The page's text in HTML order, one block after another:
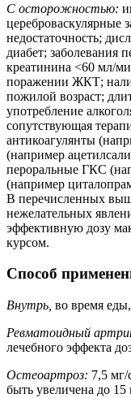
C осторожностью:
цереброваскулярные
недостаточность;
диабет; заболевания
креатинина <60 мл/
поражении ЖКТ;
пожилой возраст;
употребление
сопутствующая
антикоагулянты
(например
пероральные ГКС
(например
В перечисленных
нежелательных
эффективную дозу
курсом.
Способ
Внутрь, во время
Ревматоидный
лечебного эффекта
Остеоартроз: 7,5
быть увеличена до 15